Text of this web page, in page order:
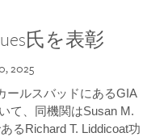
氏を表彰
2025
ールスバッドにあるGIA
て、同機関はSusan M.
るRichard T. Liddicoat功